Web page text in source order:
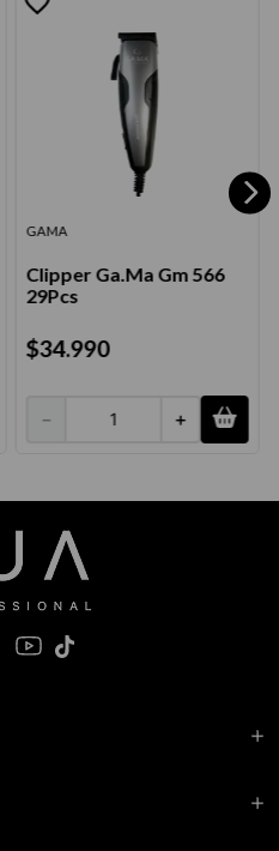
GAMA
Clipper Ga.Ma Gm 566
29Pcs
$34.990
＋
－